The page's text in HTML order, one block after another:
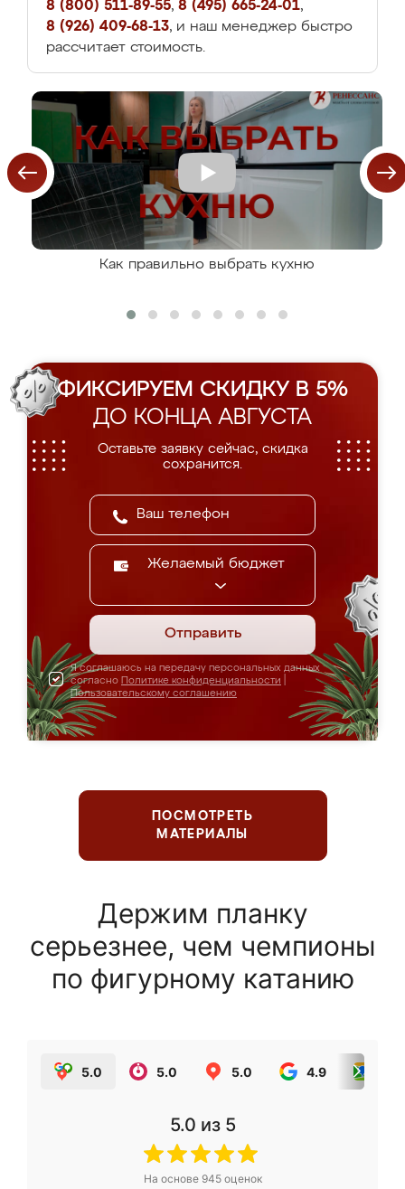
8 (800) 511-89-55, 8 (495) 665-24-01,
8 (926) 409-68-13, и наш менеджер быстро
рассчитает стоимость.
Как правильно выбрать кухню
ФИКСИРУЕМ СКИДКУ В 5%
ДО КОНЦА АВГУСТА
Оставьте заявку сейчас, скидка
сохранится.
Желаемый бюджет
Отправить
Я соглашаюсь на передачу персональных данных
согласно Политике конфиденциальности
Пользовательскому соглашению
ПОСМОТРЕТЬ
МАТЕРИАЛЫ
Держим планку
серьезнее, чем чемпионы
по фигурному катанию
5.0 5.0 5.0 4.9
5.0 из 5
На основе 945оценок